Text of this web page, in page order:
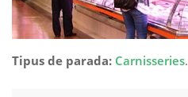
Tipus de parada: Carnisseries.